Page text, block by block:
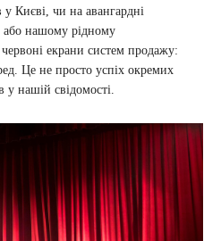
Києві, чи на авангардні
або нашому рідному
екрани систем продажу:
Це не просто успіх окремих
у нашій свідомості.